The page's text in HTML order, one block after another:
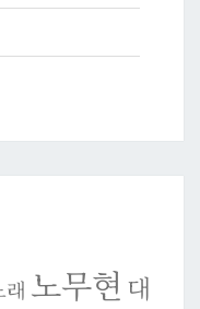
래 노무현 대